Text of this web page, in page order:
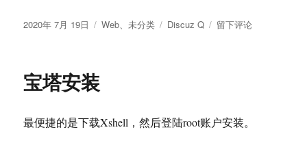
发
2020年 7月 19日
分
Web、未分类
标
Discuz Q
于
塔
留下评论
宝塔安装
最便捷的是下载Xshell，然后登陆root账户安装。